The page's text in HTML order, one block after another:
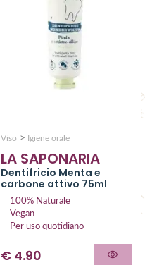
Viso > Igiene orale
LA SAPONARIA
Dentifricio Menta e
carbone attivo 75ml
100% Naturale
Vegan
Per uso quotidiano
€ 4.90